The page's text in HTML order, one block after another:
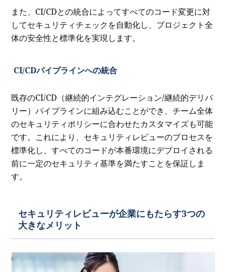
また、CI/CDとの統合によってすべてのコード変更に対
してセキュリティチェックを自動化し、プロジェクト全
体の安全性と標準化を実現します。
CI/CDパイプラインへの統合
既存のCI/CD（継続的インテグレーション/継続的デリバ
リー）パイプラインに組み込むことができ、チーム全体
のセキュリティポリシーに合わせたカスタマイズも可能
です。これにより、セキュリティレビューのプロセスを
標準化し、すべてのコードが本番環境にデプロイされる
前に一定のセキュリティ基準を満たすことを保証しま
す。
セキュリティレビューが企業にもたらす3つの
大きなメリット